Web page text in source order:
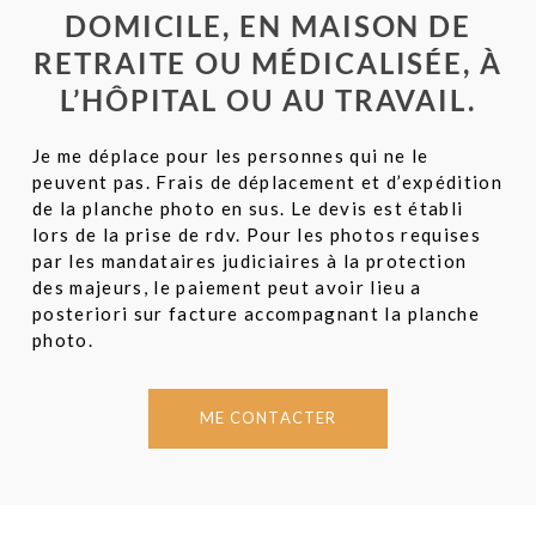
DOMICILE, EN MAISON DE
RETRAITE OU MÉDICALISÉE, À
L’HÔPITAL OU AU TRAVAIL.
Je me déplace pour les personnes qui ne le
peuvent pas. Frais de déplacement et d’expédition
de la planche photo en sus. Le devis est établi
lors de la prise de rdv. Pour les photos requises
par les mandataires judiciaires à la protection
des majeurs, le paiement peut avoir lieu a
posteriori sur facture accompagnant la planche
photo.
ME CONTACTER